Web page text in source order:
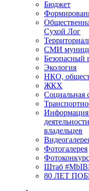
Бюджет
Сухой Лог
СМИ
Безопасный
Экология
НКО,
ЖКХ
Социальная
Информация
владельцев
Фотогалерея
Штаб
80 ЛЕТ